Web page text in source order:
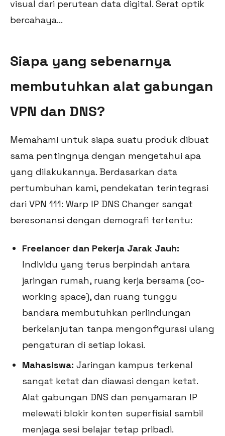
visual dari perutean data digital. Serat optik
bercahaya...
Siapa yang sebenarnya
membutuhkan alat gabungan
VPN dan DNS?
Memahami untuk siapa suatu produk dibuat
sama pentingnya dengan mengetahui apa
yang dilakukannya. Berdasarkan data
pertumbuhan kami, pendekatan terintegrasi
dari VPN 111: Warp IP DNS Changer sangat
beresonansi dengan demografi tertentu:
Freelancer dan Pekerja Jarak Jauh:
Individu yang terus berpindah antara
jaringan rumah, ruang kerja bersama (co-
working space), dan ruang tunggu
bandara membutuhkan perlindungan
berkelanjutan tanpa mengonfigurasi ulang
pengaturan di setiap lokasi.
Mahasiswa: Jaringan kampus terkenal
sangat ketat dan diawasi dengan ketat.
Alat gabungan DNS dan penyamaran IP
melewati blokir konten superfisial sambil
menjaga sesi belajar tetap pribadi.